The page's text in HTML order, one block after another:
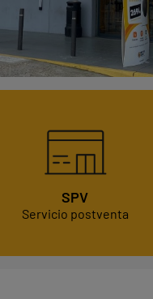
SPV
Servicio postventa